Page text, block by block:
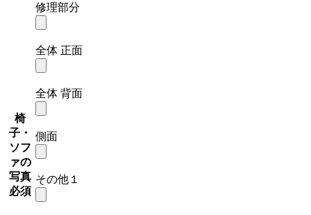
椅
子・
ソフ
ァの
写真
必須
修理部分
全体 正面
全体 背面
側面
その他１